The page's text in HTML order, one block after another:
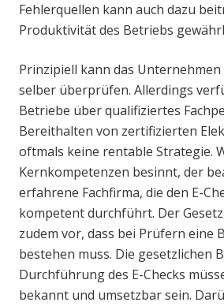
Fehlerquellen kann auch dazu
Produktivität des Betriebs
Prinzipiell kann das Unternehmen
selber überprüfen. Allerdings
Betriebe über qualifiziertes
Bereithalten von zertifizierten
oftmals keine rentable Strategie.
Kernkompetenzen besinnt, der
erfahrene Fachfirma, die den E-
kompetent durchführt. Der
zudem vor, dass bei Prüfern eine
bestehen muss. Die gesetzlichen
Durchführung des E-Checks
bekannt und umsetzbar sein.